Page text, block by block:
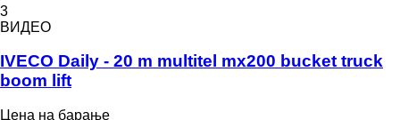
3
ВИДЕО
IVECO Daily - 20 m multitel mx200 bucket truck
boom lift
Цена на барање